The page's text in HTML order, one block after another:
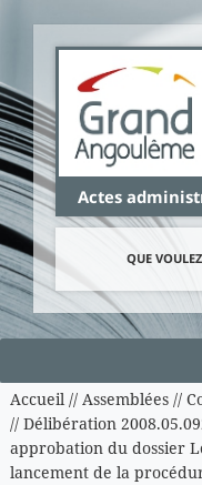
Actes
QUE
Accueil// Assemblées//
// Délibération
approbation du dossier
lancement de la
Panneau de gestion des